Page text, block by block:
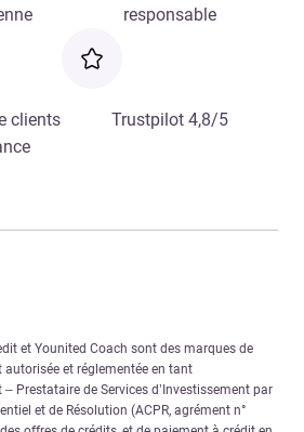
responsable
clients
Trustpilot 4,8/5
et Younited Coach sont des marques de
autorisée et réglementée en tant
Prestataire de Services d’Investissement par
et de Résolution (ACPR, agrément n°